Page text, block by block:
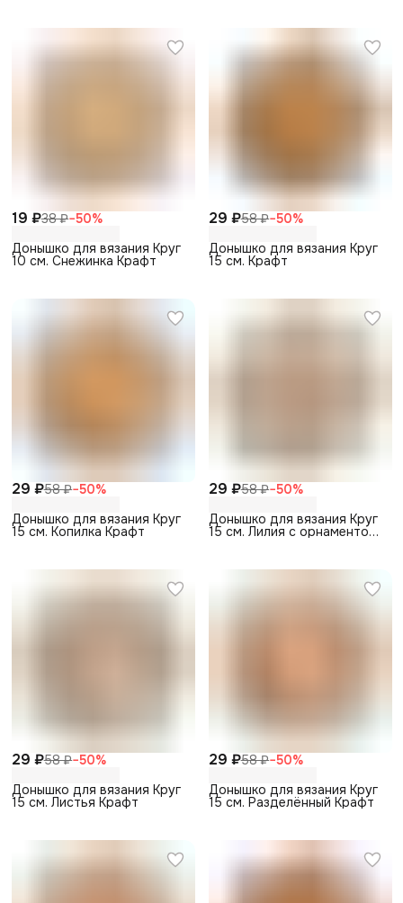
19 ₽38 ₽−50%
Донышко для вязания Круг
10 см. Снежинка Крафт
29 ₽58 ₽−50%
Донышко для вязания Круг
15 см. Крафт
29 ₽58 ₽−50%
Донышко для вязания Круг
15 см. Копилка Крафт
29 ₽58 ₽−50%
Донышко для вязания Круг
15 см. Лилия с орнаментом
29 ₽58 ₽−50%
Донышко для вязания Круг
15 см. Листья Крафт
29 ₽58 ₽−50%
Донышко для вязания Круг
15 см. Разделённый Крафт